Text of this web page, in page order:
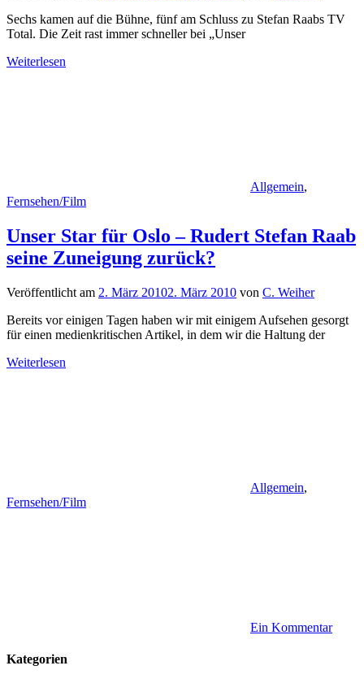
Sechs kamen auf die Bühne, fünf am Schluss zu Stefan Raabs TV
Total. Die Zeit rast immer schneller bei „Unser
Weiterlesen
Allgemein,
Fernsehen/Film
Unser Star für Oslo – Rudert Stefan Raab
seine Zuneigung zurück?
Veröffentlicht am 2. März 20102. März 2010 von C. Weiher
Bereits vor einigen Tagen haben wir mit einigem Aufsehen gesorgt
für einen medienkritischen Artikel, in dem wir die Haltung der
Weiterlesen
Allgemein,
Fernsehen/Film
Ein Kommentar
Kategorien